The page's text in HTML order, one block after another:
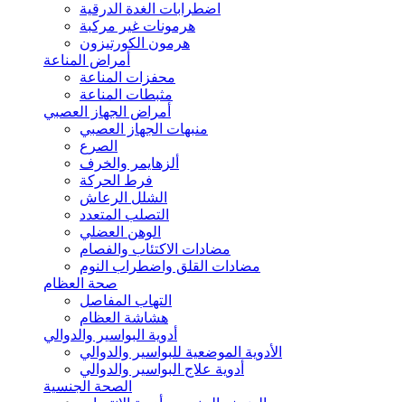
اضطرابات الغدة الدرقية
هرمونات غير مركبة
هرمون الكورتيزون
أمراض المناعة
محفزات المناعة
مثبطات المناعة
أمراض الجهاز العصبي
منبهات الجهاز العصبي
الصرع
ألزهايمر والخرف
فرط الحركة
الشلل الرعاش
التصلب المتعدد
الوهن العضلي
مضادات الاكتئاب والفصام
مضادات القلق واضطراب النوم
صحة العظام
التهاب المفاصل
هشاشة العظام
أدوية البواسير والدوالي
الأدوية الموضعية للبواسير والدوالي
أدوية علاج البواسير والدوالي
الصحة الجنسية